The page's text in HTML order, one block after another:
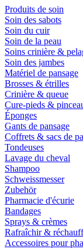
Produits de soin
Soin des sabots
Soin du cuir
Soin de la peau
Soins crinière &
Soin des jambes
Matériel de pansage
Brosses & étrilles
Crinière & queue
Cure-pieds &
Éponges
Gants de pansage
Coffrets & sacs de
Tondeuses
Lavage du cheval
Shampoo
Schweissmesser
Zubehör
Pharmacie d'écurie
Bandages
Sprays & crèmes
Rafraîchir &
Accessoires pour